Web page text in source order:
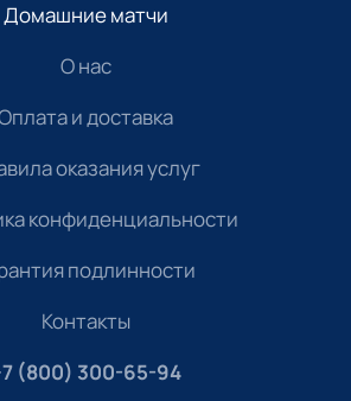
Домашние матчи
О нас
и доставка
оказания услуг
конфиденциальности
подлинности
Контакты
(800) 300-65-94